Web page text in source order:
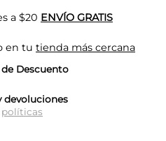
a $20 ENVÍO GRATIS
en tu tienda más cercana
Descuento
devoluciones
políticas